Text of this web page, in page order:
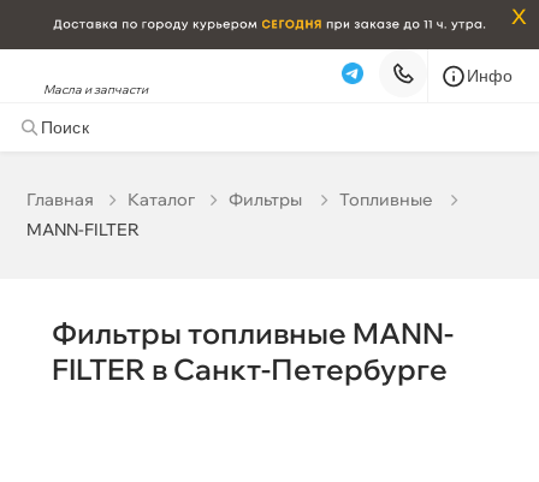
x
Масла и запчасти
Инфо
Главная Катало Фильтры
Топливные
MANN-FILTER
Наличие в магазинах
Фильтры топливные MANN-
FILTER в Санкт-Петербурге
Самовывоз